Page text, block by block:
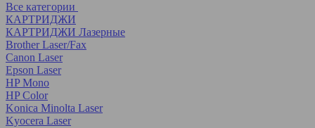
Все категории
КАРТРИДЖИ
КАРТРИДЖИ Лазерные
Brother Laser/Fax
Canon Laser
Epson Laser
HP Mono
HP Color
Konica Minolta Laser
Kyocera Laser